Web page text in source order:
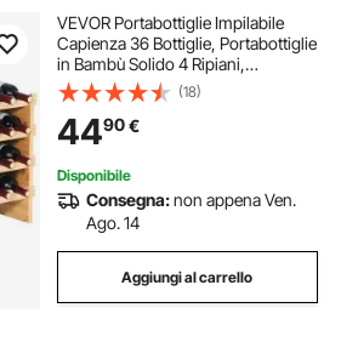
VEVOR Portabottiglie Impilabile
Capienza 36 Bottiglie, Portabottiglie
in Bambù Solido 4 Ripiani,
Portabottiglie Indipendente, Ripiani
Anti-scuotimento per Bar Cantina
Enoteca
(18)
4490€
Disponibile
Consegna:non appena Ven.
Ago. 14
Aggiungi al carrello